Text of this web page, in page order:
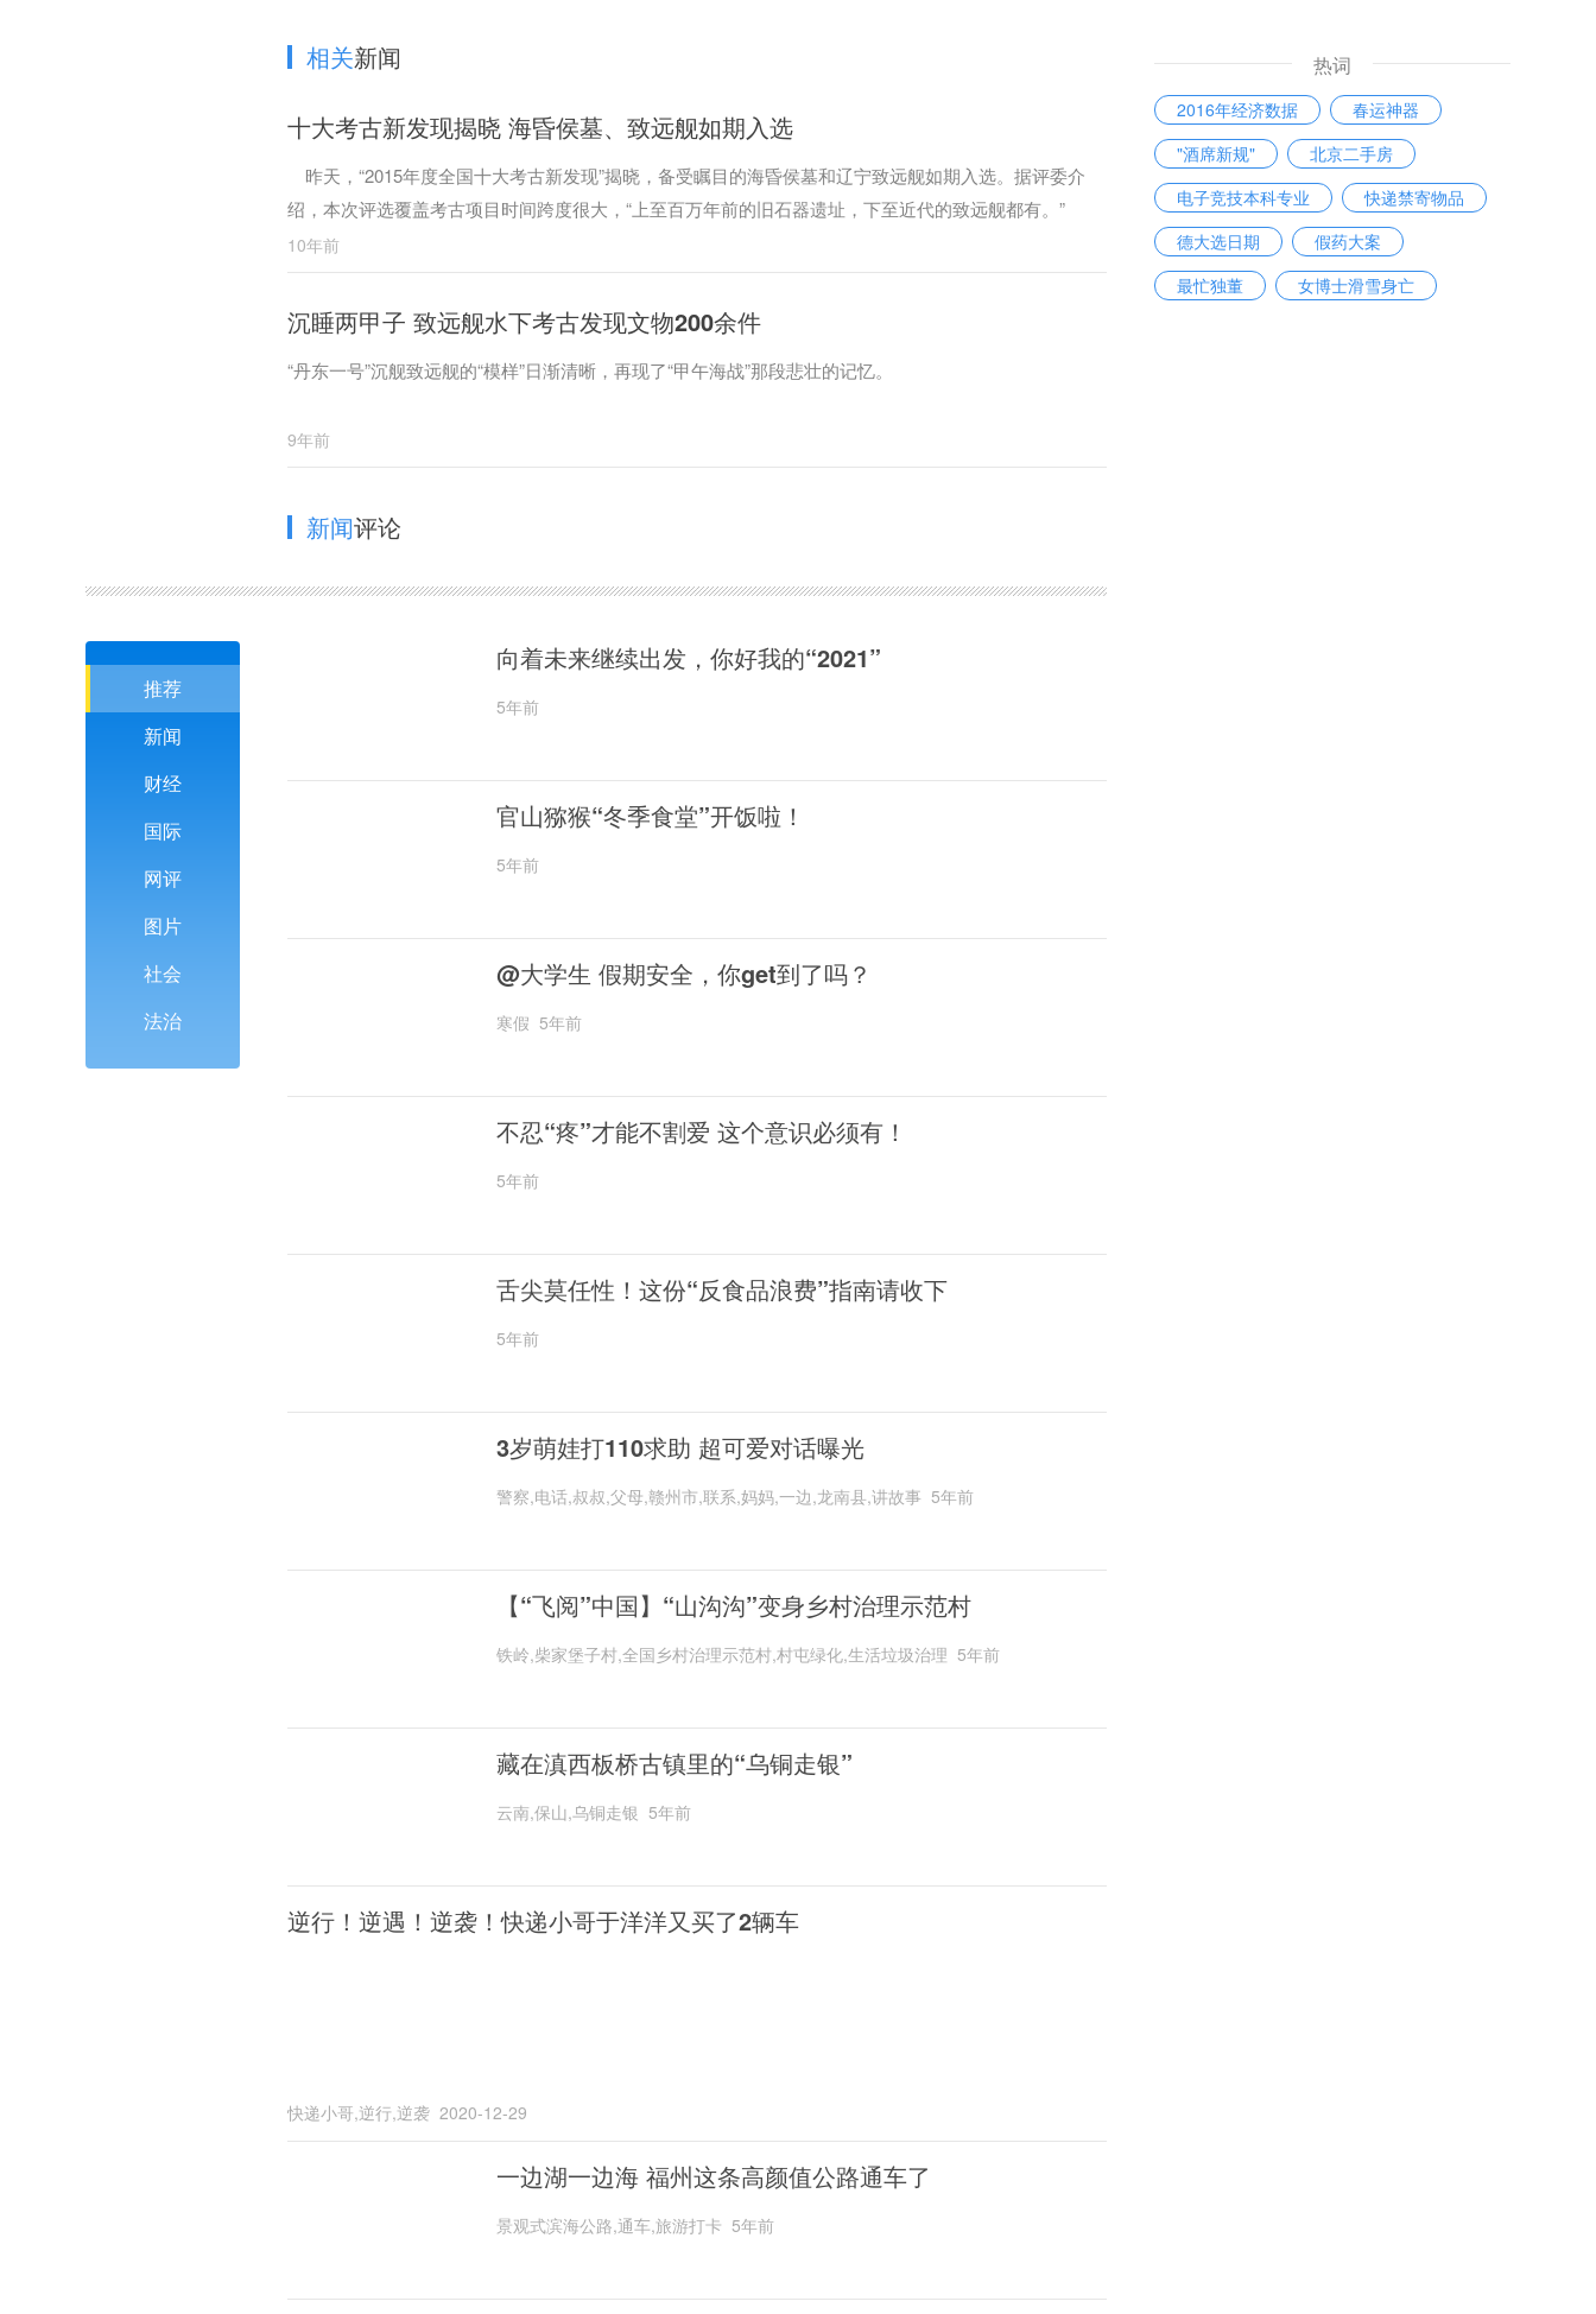
相关新闻
十大考古新发现揭晓 海昏侯墓、致远舰如期入选
昨天，“2015年度全国十大考古新发现”揭晓，备受瞩目的海昏侯墓和辽宁致远舰如期入选。据评委介
绍，本次评选覆盖考古项目时间跨度很大，“上至百万年前的旧石器遗址，下至近代的致远舰都有。”
10年前
沉睡两甲子 致远舰水下考古发现文物200余件
“丹东一号”沉舰致远舰的“模样”日渐清晰，再现了“甲午海战”那段悲壮的记忆。
9年前
新闻评论
推荐
新闻
财经
国际
网评
图片
社会
法治
向着未来继续出发，你好我的“2021”
5年前
官山猕猴“冬季食堂”开饭啦！
5年前
@大学生 假期安全，你get到了吗？
寒假 5年前
不忍“疼”才能不割爱 这个意识必须有！
5年前
舌尖莫任性！这份“反食品浪费”指南请收下
5年前
3岁萌娃打110求助 超可爱对话曝光
警察,电话,叔叔,父母,赣州市,联系,妈妈,一边,龙南县,讲故事 5年前
【“飞阅”中国】“山沟沟”变身乡村治理示范村
铁岭,柴家堡子村,全国乡村治理示范村,村屯绿化,生活垃圾治理 5年前
藏在滇西板桥古镇里的“乌铜走银”
云南,保山,乌铜走银 5年前
逆行！逆遇！逆袭！快递小哥于洋洋又买了2辆车
快递小哥,逆行,逆袭 2020-12-29
一边湖一边海 福州这条高颜值公路通车了
景观式滨海公路,通车,旅游打卡 5年前
热词
2016年经济数据
春运神器
"酒席新规"
北京二手房
电子竞技本科专业
快递禁寄物品
德大选日期
假药大案
最忙独董
女博士滑雪身亡